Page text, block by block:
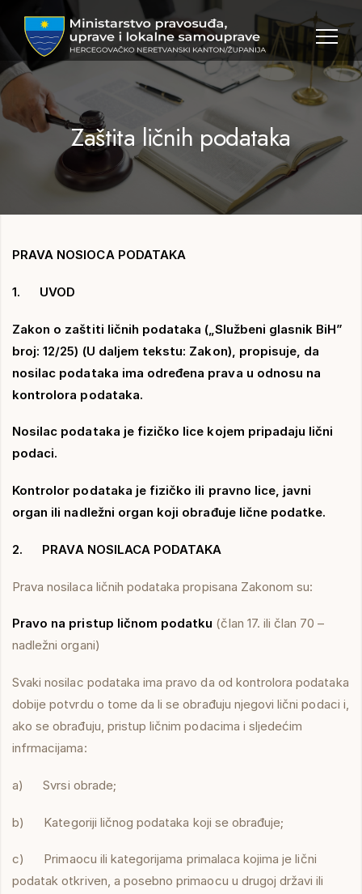
MPULS
HNK
Zaštita ličnih podataka
PRAVA NOSIOCA PODATAKA
1. UVOD
Zakon o zaštiti ličnih podataka („Službeni glasnik BiH”
broj: 12/25) (U daljem tekstu: Zakon), propisuje, da
nosilac podataka ima određena prava u odnosu na
kontrolora podataka.
Nosilac podataka je fizičko lice kojem pripadaju lični
podaci.
Kontrolor podataka je fizičko ili pravno lice, javni
organ ili nadležni organ koji obrađuje lične podatke.
2. PRAVA NOSILACA PODATAKA
Prava nosilaca ličnih podataka propisana Zakonom su:
Pravo na pristup ličnom podatku (član 17. ili član 70 –
nadležni organi)
Svaki nosilac podataka ima pravo da od kontrolora podataka
dobije potvrdu o tome da li se obrađuju njegovi lični podaci i,
ako se obrađuju, pristup ličnim podacima i sljedećim
infrmacijama:
a) Svrsi obrade;
b) Kategoriji ličnog podataka koji se obrađuje;
c) Primaocu ili kategorijama primalaca kojima je lični
podatak otkriven, a posebno primaocu u drugoj državi ili